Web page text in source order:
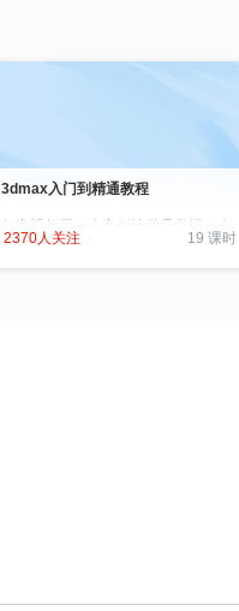
3dmax入门到精通教程
或多个3DMAX知识点
2370人关注 19 课时